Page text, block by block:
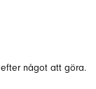
något att göra.